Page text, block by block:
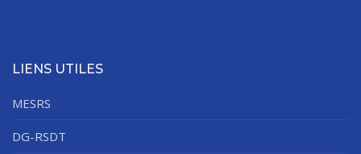
LIENS UTILES
MESRS
DG-RSDT